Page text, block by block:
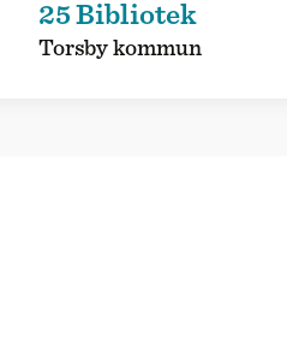
25 Bibliotek
Torsby kommun